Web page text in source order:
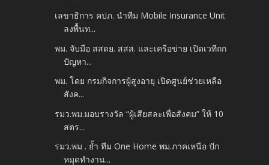
เลขาธิการ คปภ. นำทีม Mobile Insurance Unit
ลงพื้นท...
พม. จับมือ สสดย. สสส. และเครือข่าย เปิดเวทีถก
ปัญหา...
พม. โดย กรมกิจการผู้สูงอายุ เปิดศูนย์ช่วยเหลือ
สังค...
รมว.พม.มอบรางวัล “ผู้เสียสละเพื่อสังคม” ให้ 10
สตร...
รมว.พม . ย้ำ ทีม One Home พม.ภาคเหนือ ปัก
หมุดทำงาน...